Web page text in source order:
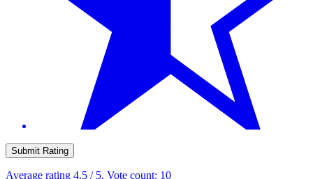
Submit Rating
Average rating 4.5 / 5. Vote count: 10